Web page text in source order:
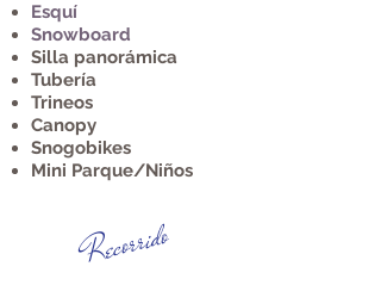
Esquí
Snowboard
Silla panorámica
Tubería
Trineos
Canopy
Snogobikes
Mini Parque/Niños
Recorrido